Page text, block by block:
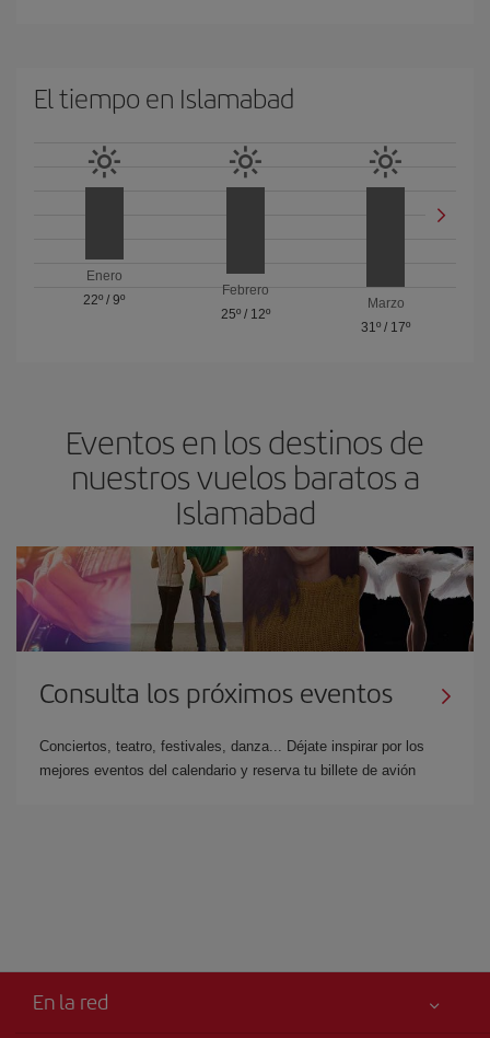
El tiempo en Islamabad
Enero
22º /9º
Febrero
25º/ 12º
Marzo
31º / 17º
Eventos en los destinos de
nuestros vuelos baratos a
Islamabad
Consulta los próximos eventos
Conciertos, teatro, festivales, danza... Déjate inspirar por los
mejores eventos del calendario y reserva tu billete de avión
En la red